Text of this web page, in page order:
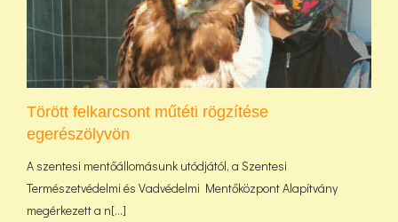
Törött felkarcsont műtéti rögzítése
egerészölyvön
A szentesi mentőállomásunk utódjától, a Szentesi
Természetvédelmi és Vadvédelmi Mentőközpont Alapítvány
megérkezett a n[...]